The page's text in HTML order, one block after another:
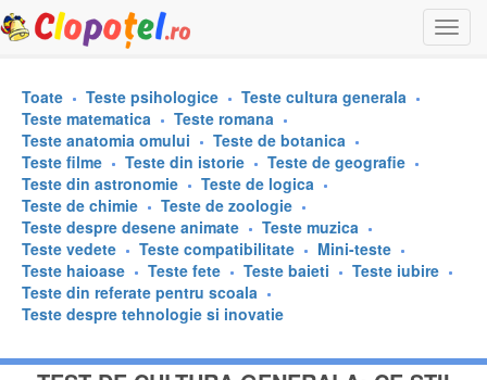
Toate Teste psihologice
Teste cultura generala
Teste matematica
Teste romana
Teste anatomia omului
Teste de botanica
Teste filme
Teste din istorie
Teste de geografie
Teste din astronomie
Teste de logica
Teste de chimie
Teste de zoologie
Teste despre desene animate
Teste muzica
Teste vedete
Teste compatibilitate
Mini-teste
Teste haioase
Teste fete Teste baieti
Teste iubire
Teste din referate pentru scoala
Teste despre tehnologie si inovatie